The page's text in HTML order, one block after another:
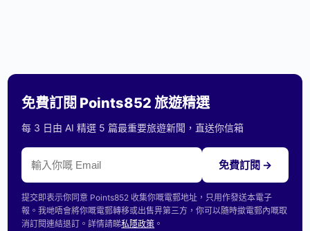
免費訂閱 Points852 旅遊精選
每 3 日由 AI 精選 5 篇最重要旅遊新聞，直送你信箱
免費訂閱 →
提交即表示你同意 Points852 收集你嘅電郵地址，只用作發送本電子
報。我哋唔會將你嘅電郵轉移或出售畀第三方，你可以隨時撳電郵內嘅取
消訂閱連結退訂。詳情請睇私隱政策 。